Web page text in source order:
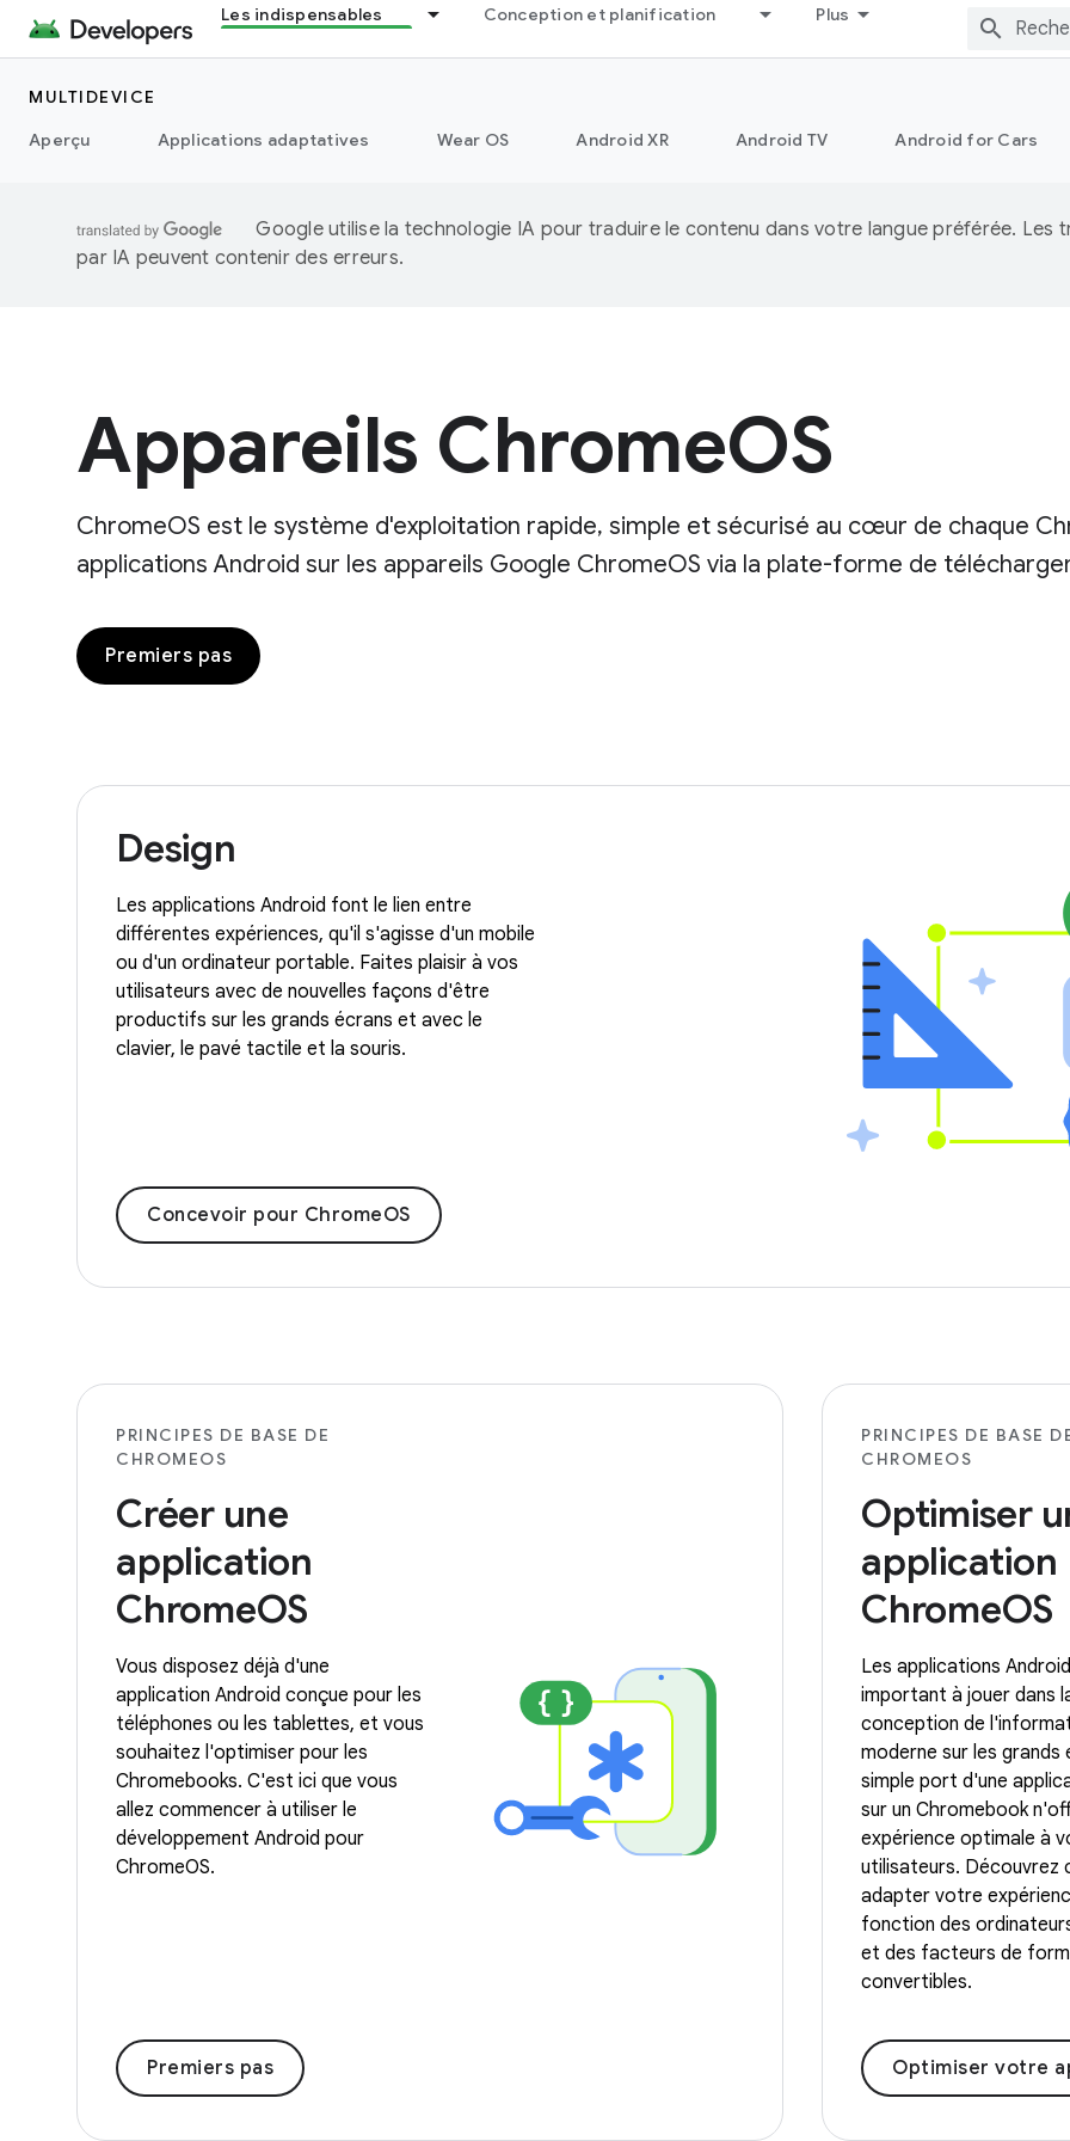
Les indispensables Conception et planification Plus
MULTIDEVICE
Aperçu
Applications adaptatives Wear OS Android XR Android TV Android for Cars
Google utilise la technologie IA pour traduire le contenu dans votre langue préférée. Les
par IA peuvent contenir des erreurs.
Appareils ChromeOS
ChromeOS est le système d'exploitation rapide, simple et sécurisé au cœur de chaque
applications Android sur les appareils Google ChromeOS via la plate-forme de
Premiers pas
Design
Les applications Android font le lien entre
différentes expériences, qu'il s'agisse d'un mobile
ou d'un ordinateur portable. Faites plaisir à vos
utilisateurs avec de nouvelles façons d'être
productifs sur les grands écrans et avec le
clavier, le pavé tactile et la souris.
Concevoir pour ChromeOS
PRINCIPES DE BASE DE
CHROMEOS
Créer une
application
ChromeOS
Vous disposez déjà d'une
application Android conçue pour les
téléphones ou les tablettes, et vous
souhaitez l'optimiser pour les
Chromebooks. C'est ici que vous
allez commencer à utiliser le
développement Android pour
ChromeOS.
Premiers pas
PRINCIPES DE BASE
CHROMEOS
Optimiser
application
ChromeOS
Les applications
important à jouer dans
conception de
moderne sur les grands
simple port d'une
sur un Chromebook
expérience optimale à
utilisateurs. Découvrez
adapter votre
fonction des
et des facteurs de
convertibles.
Optimiser votre application pour